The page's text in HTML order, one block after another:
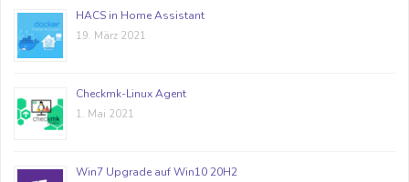
HACS in Home Assistant
19. März 2021
Checkmk-Linux Agent
1. Mai 2021
Win7 Upgrade auf Win10 20H2